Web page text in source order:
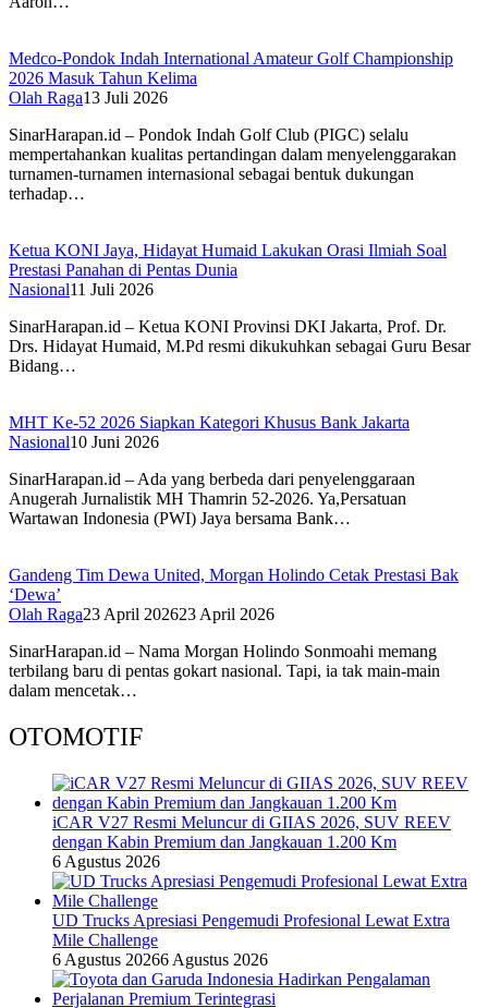
Medco-Pondok Indah International Amateur Golf Championship
2026 Masuk Tahun Kelima
Olah Raga13 Juli 2026
SinarHarapan.id – Pondok Indah Golf Club (PIGC) selalu
mempertahankan kualitas pertandingan dalam menyelenggarakan
turnamen-turnamen internasional sebagai bentuk dukungan
terhadap…
Ketua KONI Jaya, Hidayat Humaid Lakukan Orasi Ilmiah Soal
Prestasi Panahan di Pentas Dunia
Nasional11 Juli 2026
SinarHarapan.id – Ketua KONI Provinsi DKI Jakarta, Prof. Dr.
Drs. Hidayat Humaid, M.Pd resmi dikukuhkan sebagai Guru Besar
Bidang…
MHT Ke-52 2026 Siapkan Kategori Khusus Bank Jakarta
Nasional10 Juni 2026
SinarHarapan.id – Ada yang berbeda dari penyelenggaraan
Anugerah Jurnalistik MH Thamrin 52-2026. Ya,Persatuan
Wartawan Indonesia (PWI) Jaya bersama Bank…
Gandeng Tim Dewa United, Morgan Holindo Cetak Prestasi Bak
‘Dewa’
Olah Raga23 April 202623 April 2026
SinarHarapan.id – Nama Morgan Holindo Sonmoahi memang
terbilang baru di pentas gokart nasional. Tapi, ia tak main-main
dalam mencetak…
OTOMOTIF
iCAR V27 Resmi Meluncur di GIIAS 2026, SUV REEV
dengan Kabin Premium dan Jangkauan 1.200 Km
6 Agustus 2026
UD Trucks Apresiasi Pengemudi Profesional Lewat Extra
Mile Challenge
6 Agustus 20266 Agustus 2026